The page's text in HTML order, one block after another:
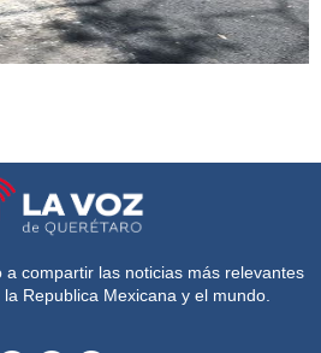
compartir las noticias más relevantes
Republica Mexicana y el mundo.